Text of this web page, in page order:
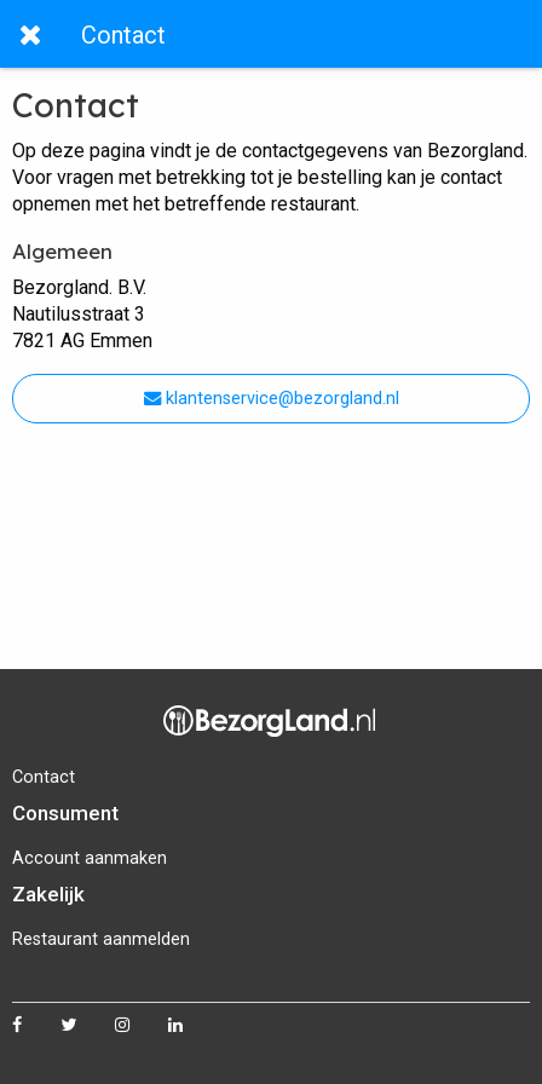
Contact
Contact
Op deze pagina vindt je de contactgegevens van Bezorgland.
Voor vragen met betrekking tot je bestelling kan je contact
opnemen met het betreffende restaurant.
Algemeen
Bezorgland. B.V.
Nautilusstraat 3
7821 AG Emmen
klantenservice@bezorgland.nl
Contact
Consument
Account aanmaken
Zakelijk
Restaurant aanmelden